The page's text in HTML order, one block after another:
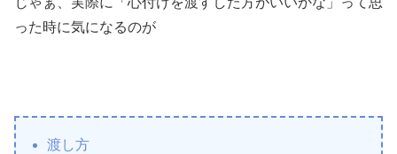
った時に気になるのが
渡し方